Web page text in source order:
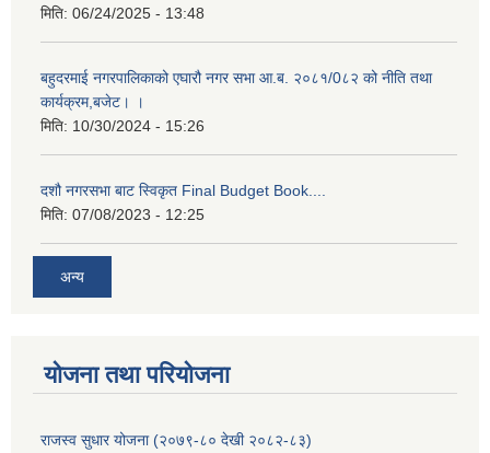
मिति: 06/24/2025 - 13:48
बहुदरमाई नगरपालिकाको एघारौ नगर सभा आ.ब. २०८१/0८२ को नीति तथा
कार्यक्रम,बजेट। ।
मिति: 10/30/2024 - 15:26
दशौ नगरसभा बाट स्विकृत Final Budget Book....
मिति: 07/08/2023 - 12:25
अन्य
योजना तथा परियोजना
राजस्व सुधार योजना (२०७९-८० देखी २०८२-८३)